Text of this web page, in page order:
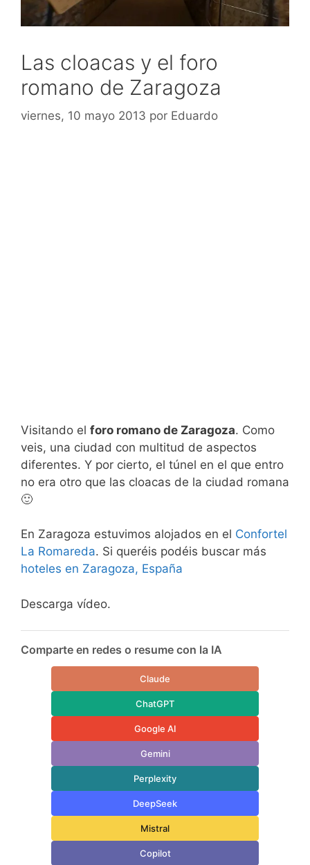
Las cloacas y el foro
romano de Zaragoza
viernes, 10 mayo 2013 por Eduardo
Visitando el foro romano de Zaragoza. Como
veis, una ciudad con multitud de aspectos
diferentes. Y por cierto, el túnel en el que entro
no era otro que las cloacas de la ciudad romana
🙂
En Zaragoza estuvimos alojados en el Confortel
La Romareda. Si queréis podéis buscar más
hoteles en Zaragoza, España
Descarga vídeo.
Comparte en redes o resume con la IA
Claude
ChatGPT
Google AI
Gemini
Perplexity
DeepSeek
Mistral
Copilot